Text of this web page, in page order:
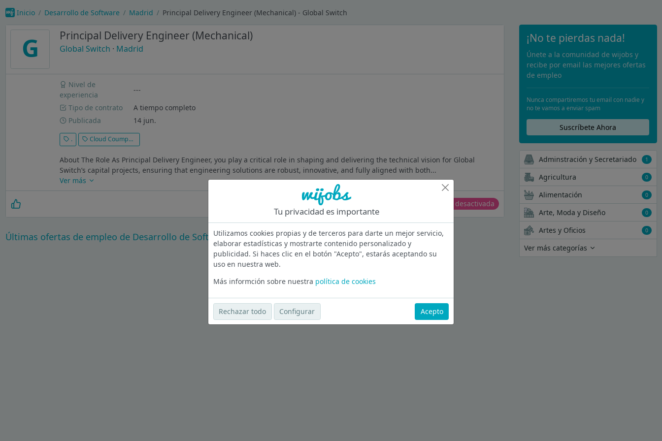
Inicio Desarrollo de Software Madrid Principal Delivery Engineer (Mechanical) - Global Switch
G Principal Delivery Engineer (Mechanical)
Global Switch · Madrid
Nivel de
experiencia
---
Tipo de contrato
A tiempo completo
Publicada
14 jun.
. Cloud Coumputing
About The Role As Principal Delivery Engineer, you play a critical role in shaping and delivering the technical vision for Global
Switch’s capital projects, ensuring that engineering solutions are robust, innovative, and fully aligned with both...
Ver más
Oferta desactivada
Últimas ofertas de empleo de Desarrollo de Software en Madrid
Ver más ofertas
¡No te pierdas nada!
Únete a la comunidad de wijobs y
recibe por email las mejores ofertas
de empleo
Nunca compartiremos tu email con nadie y
no te vamos a enviar spam
Suscríbete Ahora
Adminstración y Secretariado 1
Agricultura 0
Alimentación 0
Arte, Moda y Diseño 0
Artes y Oficios 0
Ver más categorías
Tu privacidad es importante
Utilizamos cookies propias y de terceros para darte un mejor servicio,
elaborar estadísticas y mostrarte contenido personalizado y
publicidad. Si haces clic en el botón "Acepto", estarás aceptando su
uso en nuestra web.
Más informción sobre nuestra política de cookies
Rechazar todo Configurar Acepto